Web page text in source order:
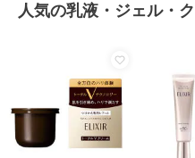
人気の乳液・ジェル・